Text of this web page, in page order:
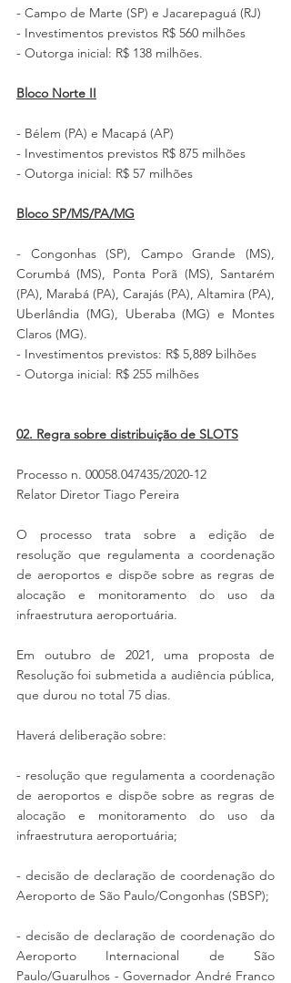
- Campo de Marte (SP) e Jacarepaguá (RJ)
- Investimentos previstos R$ 560 milhões
- Outorga inicial: R$ 138 milhões.
Bloco Norte II
- Bélem (PA) e Macapá (AP)
- Investimentos previstos R$ 875 milhões
- Outorga inicial: R$ 57 milhões
Bloco SP/MS/PA/MG
- Congonhas (SP), Campo Grande (MS),
Corumbá (MS), Ponta Porã (MS), Santarém
(PA), Marabá (PA), Carajás (PA), Altamira (PA),
Uberlândia (MG), Uberaba (MG) e Montes
Claros (MG).
- Investimentos previstos: R$ 5,889 bilhões
- Outorga inicial: R$ 255 milhões
02. Regra sobre distribuição de SLOTS
Processo n. 00058.047435/2020-12
Relator Diretor Tiago Pereira
O processo trata sobre a edição de
resolução que regulamenta a coordenação
de aeroportos e dispõe sobre as regras de
alocação e monitoramento do uso da
infraestrutura aeroportuária.
Em outubro de 2021, uma proposta de
Resolução foi submetida a audiência pública,
que durou no total 75 dias.
Haverá deliberação sobre:
- resolução que regulamenta a coordenação
de aeroportos e dispõe sobre as regras de
alocação e monitoramento do uso da
infraestrutura aeroportuária;
- decisão de declaração de coordenação do
Aeroporto de São Paulo/Congonhas (SBSP);
- decisão de declaração de coordenação do
Aeroporto Internacional de São
Paulo/Guarulhos - Governador André Franco